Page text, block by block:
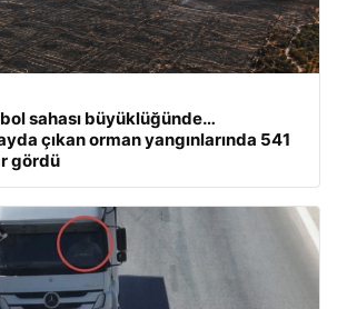
sahası büyüklüğünde…
çıkan orman yangınlarında 541
gördü